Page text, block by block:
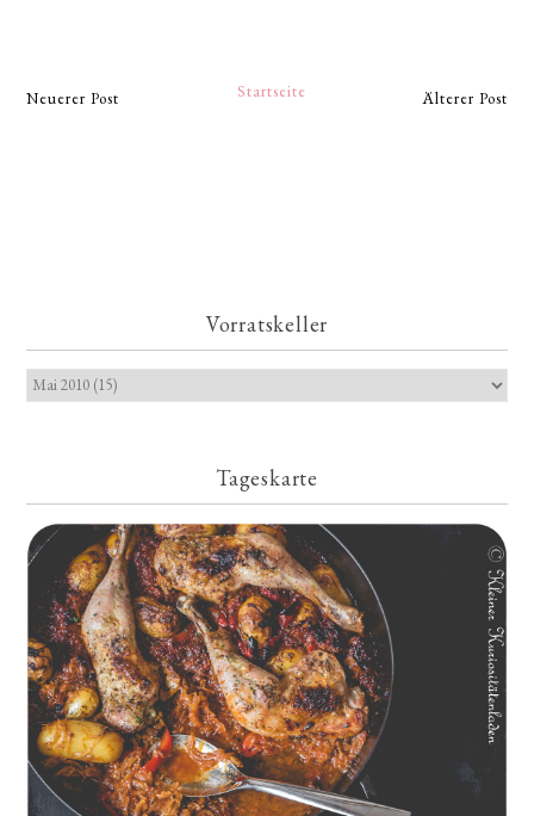
Neuerer Post Älterer Post
Startseite
Vorratskeller
Tageskarte